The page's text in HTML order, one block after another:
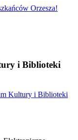
Orzesza!
i Biblioteki
Kultury i Biblioteki